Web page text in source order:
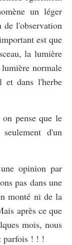
un léger
de l'observation
est que
la lumière
normale
dans l'herbe
pense que le
d'un
opinion par
pas dans une
monté ni de la
après ce que
mois, nous
parfois ! ! !